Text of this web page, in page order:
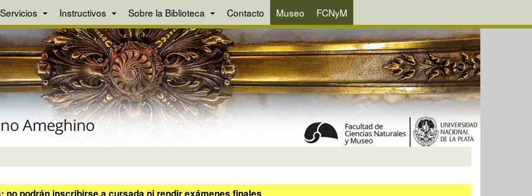
Servicios Instructivos Sobre la Biblioteca Contacto Museo FCNyM